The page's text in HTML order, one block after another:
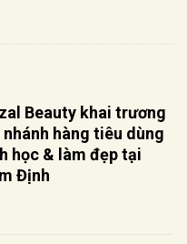
Beauty khai trương
nhánh hàng tiêu dùng
học & làm đẹp tại
Định